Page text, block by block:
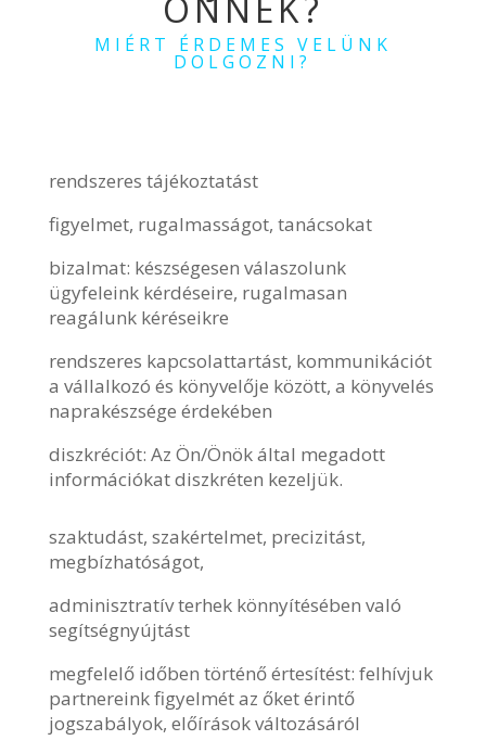
MIÉRT ÉRDEMES VELÜNK
DOLGOZNI?
rendszeres tájékoztatást
figyelmet, rugalmasságot, tanácsokat
bizalmat: készségesen válaszolunk
ügyfeleink kérdéseire, rugalmasan
reagálunk kéréseikre
rendszeres kapcsolattartást, kommunikációt
a vállalkozó és könyvelője között, a könyvelés
naprakészsége érdekében
diszkréciót: Az Ön/Önök által megadott
információkat diszkréten kezeljük.
szaktudást, szakértelmet, precizitást,
megbízhatóságot,
adminisztratív terhek könnyítésében való
segítségnyújtást
megfelelő időben történő értesítést: felhívjuk
partnereink figyelmét az őket érintő
jogszabályok, előírások változásáról